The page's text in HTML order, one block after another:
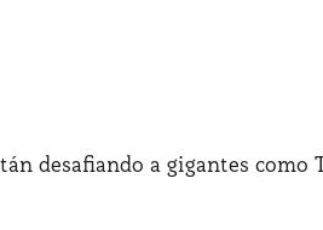
desafiando a gigantes como